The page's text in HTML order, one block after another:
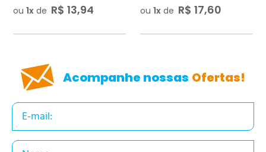
ou 1 de R$ 13,94 ou 1 de R$ 17,60
Acompanhe nossas Ofertas!